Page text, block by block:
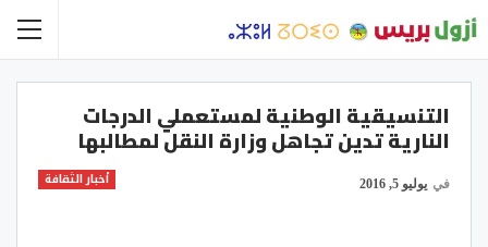
التنسيقية الوطنية لمستعملي الدرجات
النارية تدين تجاهل وزارة النقل لمطالبها
أخبار الثقافة في يوليو 5, 2016